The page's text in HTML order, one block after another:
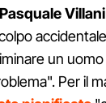
Pasquale
un
Per il